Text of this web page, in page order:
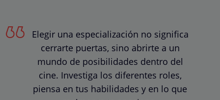
Elegir una especialización no significa
cerrarte puertas, sino abrirte a un
mundo de posibilidades dentro del
cine. Investiga los diferentes roles,
piensa en tus habilidades y en lo que